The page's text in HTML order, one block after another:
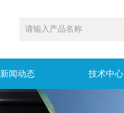
新闻动态 技术中心